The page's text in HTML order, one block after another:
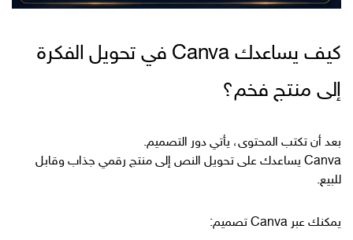
كيف يساعدك Canva في تحويل الفكرة
إلى منتج فخم؟
بعد أن تكتب المحتوى، يأتي دور التصميم.
Canva يساعدك على تحويل النص إلى منتج رقمي جذاب وقابل
للبيع.
يمكنك عبر Canva تصميم: